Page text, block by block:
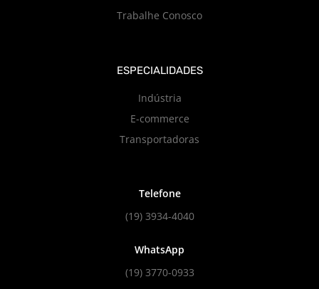
Trabalhe Conosco
ESPECIALIDADES
Indústria
E-commerce
Transportadoras
Telefone
(19) 3934-4040
WhatsApp
(19) 3770-0933